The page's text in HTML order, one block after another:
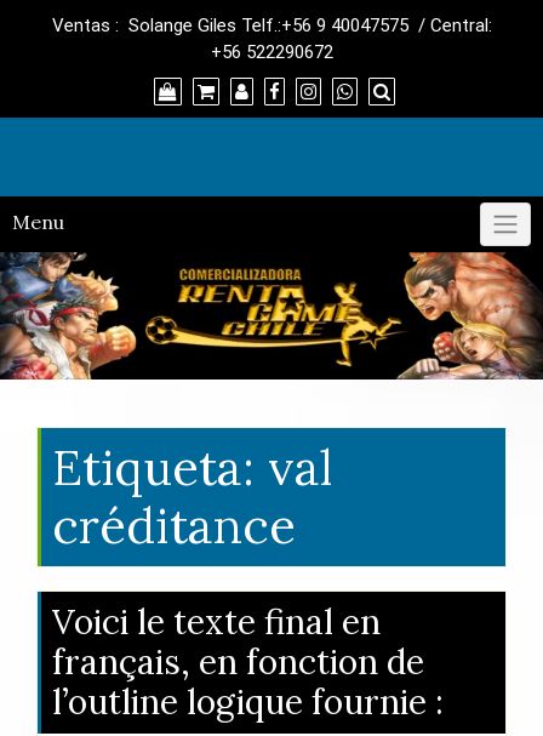
Ventas : Solange Giles Telf.:+56 9 40047575 / Central:
+56 522290672
Menu
Etiqueta: val
créditance
Voici le texte final en
français, en fonction de
l’outline logique fournie :